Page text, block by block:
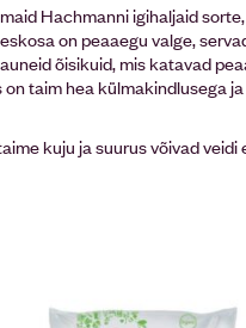
Hachmanni igihaljaid
on peaaegu valge,
õisikuid, mis katavad
taim hea külmakindlusega
kuju ja suurus võivad veidi